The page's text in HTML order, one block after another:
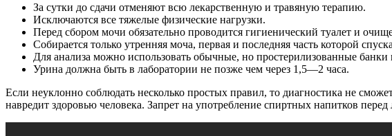
За сутки до сдачи отменяют всю лекарственную и травяную терапию.
Исключаются все тяжелые физические нагрузки.
Перед сбором мочи обязательно проводится гигиенический туалет и
Собирается только утренняя моча, первая и последняя часть которой
Для анализа можно использовать обычные, но простерилизованные
Урина должна быть в лаборатории не позже чем через 1,5—2 часа.
Если неуклонно соблюдать несколько простых правил, то диагностика не
навредит здоровью человека. Запрет на употребление спиртных напитков